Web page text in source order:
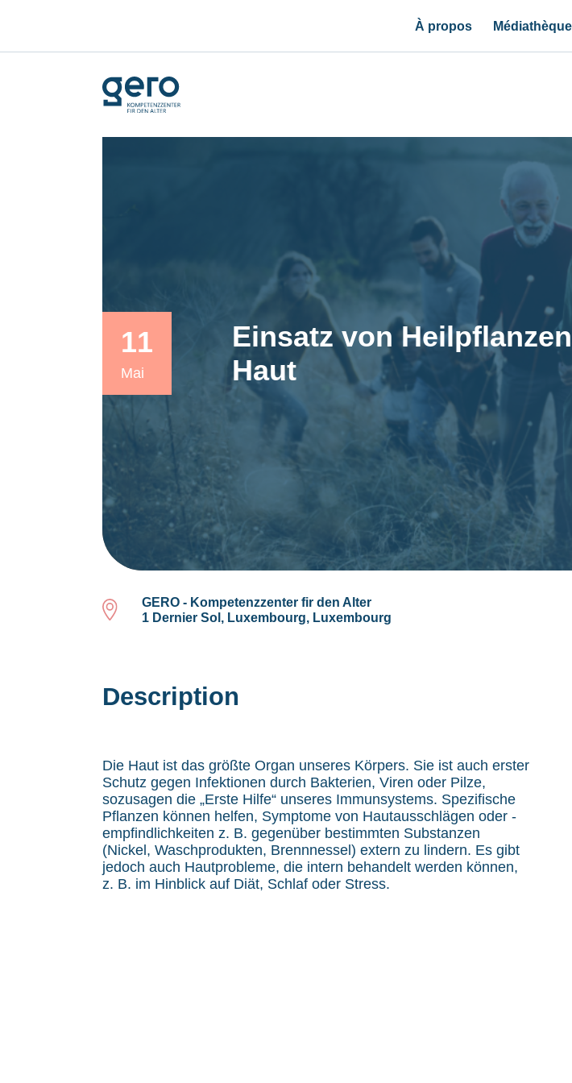
À propos Médiathèque
11
Mai
Einsatz von
Haut
GERO - Kompetenzzenter fir den Alter
1 Dernier Sol, Luxembourg, Luxembourg
Description
Die Haut ist das größte Organ unseres Körpers. Sie ist auch erster
Schutz gegen Infektionen durch Bakterien, Viren oder Pilze,
sozusagen die „Erste Hilfe“ unseres Immunsystems. Spezifische
Pflanzen können helfen, Symptome von Hautausschlägen oder -
empfindlichkeiten z. B. gegenüber bestimmten Substanzen
(Nickel, Waschprodukten, Brennnessel) extern zu lindern. Es gibt
jedoch auch Hautprobleme, die intern behandelt werden können,
z. B. im Hinblick auf Diät, Schlaf oder Stress.